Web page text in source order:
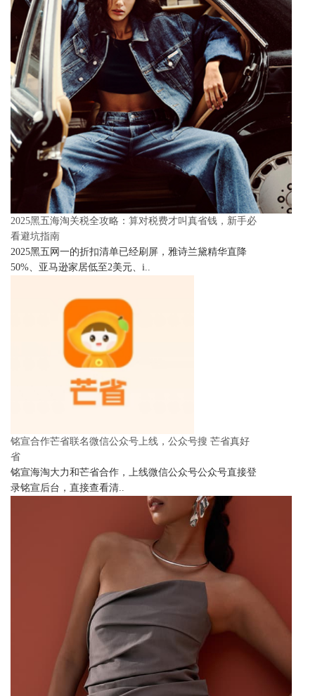
2025黑五海淘关税全攻略：算对税费才叫真省钱，新手必
看避坑指南
2025黑五网一的折扣清单已经刷屏，雅诗兰黛精华直降
50%、亚马逊家居低至2美元、i..
铭宣合作芒省联名微信公众号上线，公众号搜 芒省真好
省
铭宣海淘大力和芒省合作，上线微信公众号公众号直接登
录铭宣后台，直接查看清..